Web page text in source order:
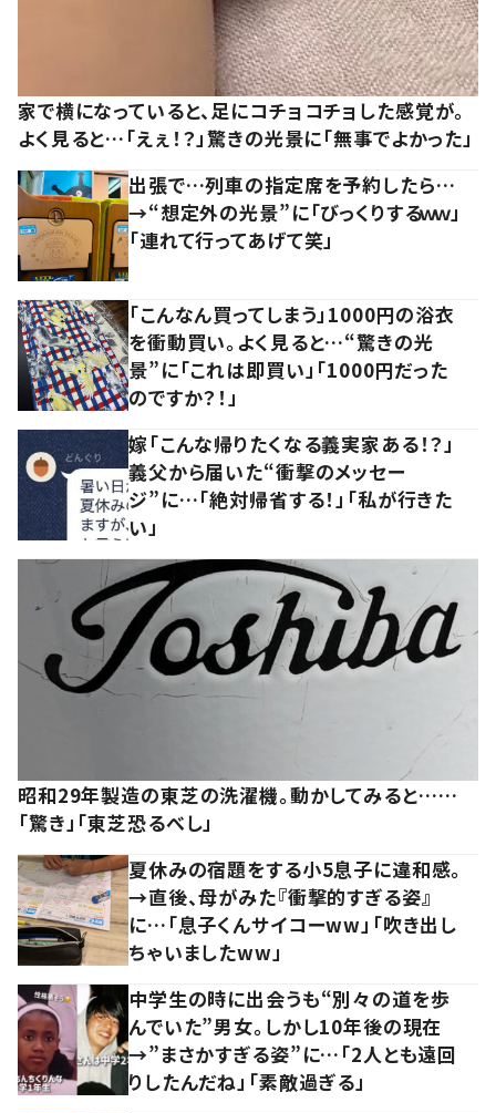
家で横になっていると、足にコチョコチョした感覚が。
よく見ると…「えぇ！？」驚きの光景に「無事でよかった」
出張で…列車の指定席を予約したら…
→“想定外の光景”に「びっくりするｗｗ」
「連れて行ってあげて笑」
「こんなん買ってしまう」1000円の浴衣
を衝動買い。よく見ると…“驚きの光
景”に「これは即買い」「1000円だった
のですか？！」
嫁「こんな帰りたくなる義実家ある！？」
義父から届いた“衝撃のメッセー
ジ”に…「絶対帰省する！」「私が行きた
い」
昭和29年製造の東芝の洗濯機。動かしてみると……
「驚き」「東芝恐るべし」
夏休みの宿題をする小5息子に違和感。
→直後、母がみた『衝撃的すぎる姿』
に…「息子くんサイコーww」「吹き出し
ちゃいましたww」
中学生の時に出会うも“別々の道を歩
んでいた”男女。しかし10年後の現在
→”まさかすぎる姿”に…「2人とも遠回
りしたんだね」「素敵過ぎる」